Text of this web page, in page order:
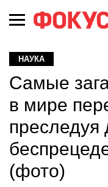
НАУКА
Самые
в мире
преследуя
(фото)